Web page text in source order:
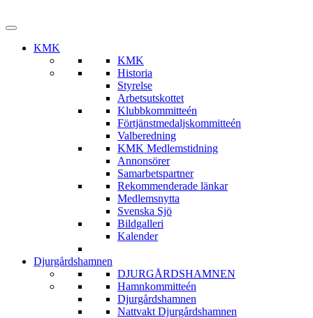
KMK
KMK
Historia
Styrelse
Arbetsutskottet
Klubbkommitteén
Förtjänstmedaljskommitteén
Valberedning
KMK Medlemstidning
Annonsörer
Samarbetspartner
Rekommenderade länkar
Medlemsnytta
Svenska Sjö
Bildgalleri
Kalender
Djurgårdshamnen
DJURGÅRDSHAMNEN
Hamnkommitteén
Djurgårdshamnen
Nattvakt Djurgårdshamnen